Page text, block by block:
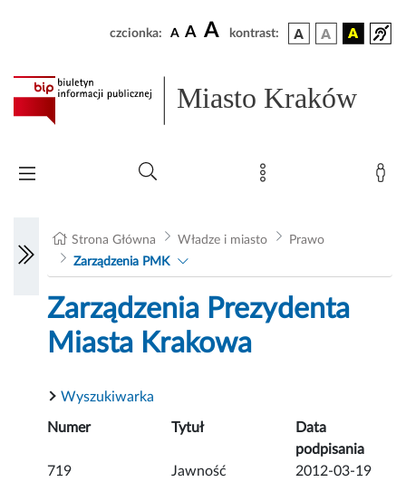
czcionka: A A A kontrast:
Miasto Kraków
Strona Główna Władze i miasto
Prawo
Zarządzenia PMK
Zarządzenia Prezydenta
Miasta Krakowa
Wyszukiwarka
Numer Tytuł
Data
podpisania
719
Jawność
2012-03-19